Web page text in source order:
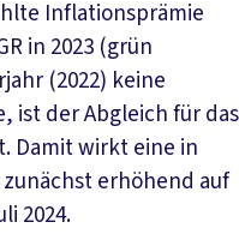
Inflationsprämie
in 2023 (grün
(2022) keine
ist der Abgleich für das
Damit wirkt eine in
erhöhend auf
2024.